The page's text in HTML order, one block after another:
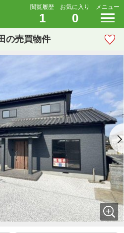
閲覧履歴
1
お気に入り
0
メニュー
の売買物件